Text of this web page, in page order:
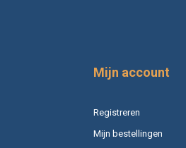
Mijn account
Registreren
Mijn bestellingen